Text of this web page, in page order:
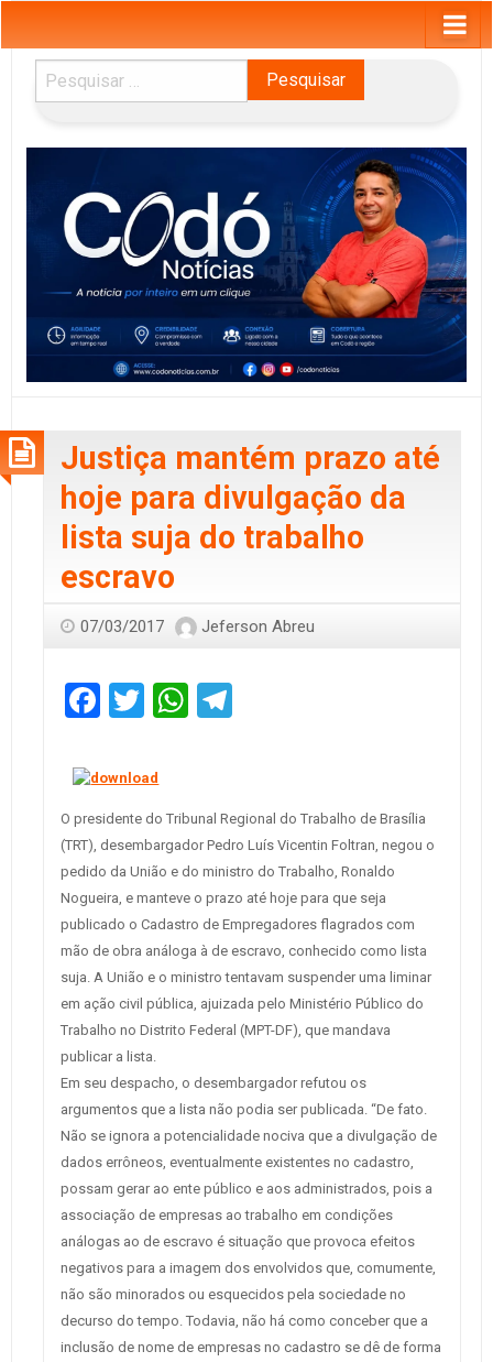
Pesquisar
por:
Justiça mantém prazo até
hoje para divulgação da
lista suja do trabalho
escravo
07/03/2017 Jeferson Abreu
Facebook
TwitterWhatsApp
O presidente do Tribunal Regional do Trabalho de Brasília
(TRT), desembargador Pedro Luís Vicentin Foltran, negou o
pedido da União e do ministro do Trabalho, Ronaldo
Nogueira, e manteve o prazo até hoje para que seja
publicado o Cadastro de Empregadores flagrados com
mão de obra análoga à de escravo, conhecido como lista
suja. A União e o ministro tentavam suspender uma liminar
em ação civil pública, ajuizada pelo Ministério Público do
Trabalho no Distrito Federal (MPT-DF), que mandava
publicar a lista.
Em seu despacho, o desembargador refutou os
argumentos que a lista não podia ser publicada. “De fato.
Não se ignora a potencialidade nociva que a divulgação de
dados errôneos, eventualmente existentes no cadastro,
possam gerar ao ente público e aos administrados, pois a
associação de empresas ao trabalho em condições
análogas ao de escravo é situação que provoca efeitos
negativos para a imagem dos envolvidos que, comumente,
não são minorados ou esquecidos pela sociedade no
decurso do tempo. Todavia, não há como conceber que a
inclusão de nome de empresas no cadastro se dê de forma